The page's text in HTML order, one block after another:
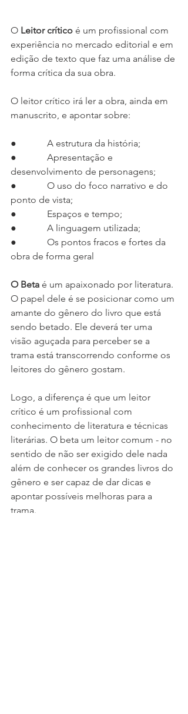
O Leitor crítico é um profissional com
experiência no mercado editorial e em
edição de texto que faz uma análise de
forma crítica da sua obra.
O leitor crítico irá ler a obra, ainda em
manuscrito, e apontar sobre:
●             A estrutura da história;
●             Apresentação e
desenvolvimento de personagens;
●             O uso do foco narrativo e do
ponto de vista;
●             Espaços e tempo;
●             A linguagem utilizada;
●             Os pontos fracos e fortes da
obra de forma geral
O Beta é um apaixonado por literatura.
O papel dele é se posicionar como um
amante do gênero do livro que está
sendo betado. Ele deverá ter uma
visão aguçada para perceber se a
trama está transcorrendo conforme os
leitores do gênero gostam.
Logo, a diferença é que um leitor
crítico é um profissional com
conhecimento de literatura e técnicas
literárias. O beta um leitor comum - no
sentido de não ser exigido dele nada
além de conhecer os grandes livros do
gênero e ser capaz de dar dicas e
apontar possíveis melhoras para a
trama.